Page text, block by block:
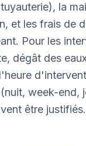
la
et les frais de
Pour les
dégât des
week-end,
être justifiés.